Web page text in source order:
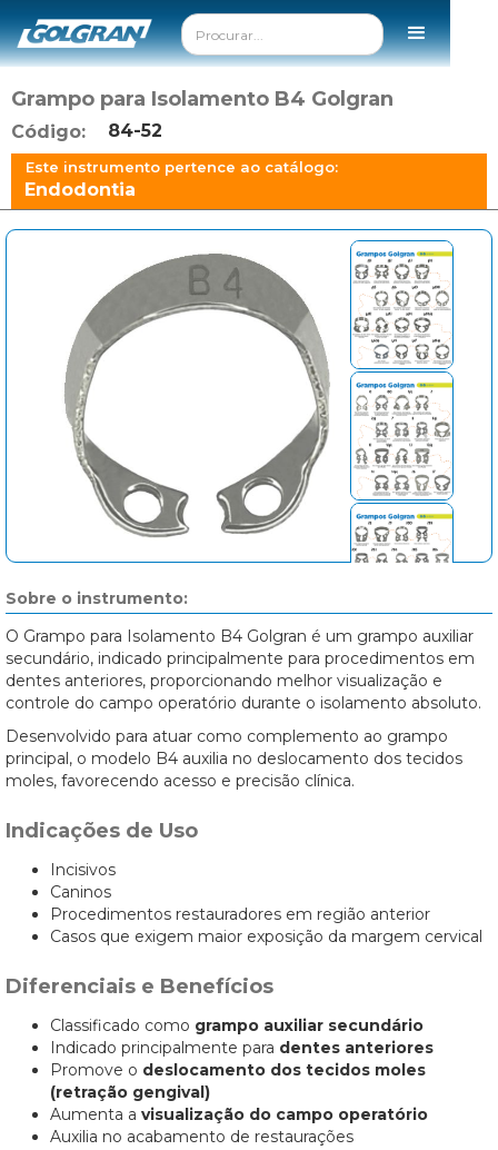
Grampo para Isolamento B4 Golgran
Código: 84-52
Este instrumento pertence ao catálogo:
Endodontia
Sobre o instrumento:
O Grampo para Isolamento B4 Golgran é um grampo auxiliar
secundário, indicado principalmente para procedimentos em
dentes anteriores, proporcionando melhor visualização e
controle do campo operatório durante o isolamento absoluto.
Desenvolvido para atuar como complemento ao grampo
principal, o modelo B4 auxilia no deslocamento dos tecidos
moles, favorecendo acesso e precisão clínica.
Indicações de Uso
Incisivos
Caninos
Procedimentos restauradores em região anterior
Casos que exigem maior exposição da margem cervical
Diferenciais e Benefícios
Classificado como grampo auxiliar secundário
Indicado principalmente para dentes anteriores
Promove o deslocamento dos tecidos moles
(retração gengival)
Aumenta a visualização do campo operatório
Auxilia no acabamento de restaurações